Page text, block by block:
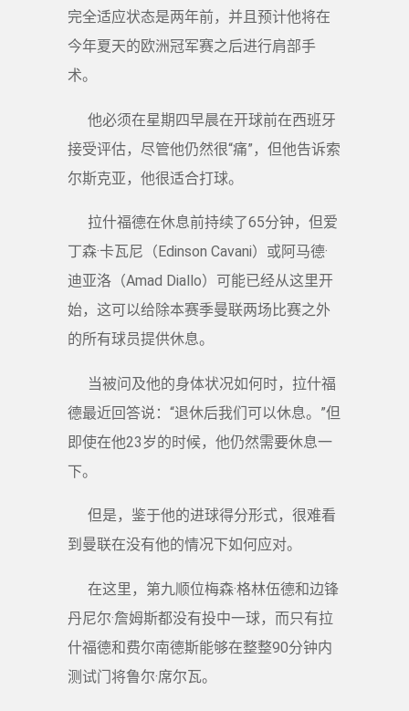
完全适应状态是两年前，并且预计他将在
今年夏天的欧洲冠军赛之后进行肩部手
术。
他必须在星期四早晨在开球前在西班牙
接受评估，尽管他仍然很“痛”，但他告诉索
尔斯克亚，他很适合打球。
拉什福德在休息前持续了65分钟，但爱
丁森·卡瓦尼（Edinson Cavani）或阿马德·
迪亚洛（Amad Diallo）可能已经从这里开
始，这可以给除本赛季曼联两场比赛之外
的所有球员提供休息。
当被问及他的身体状况如何时，拉什福
德最近回答说：“退休后我们可以休息。”但
即使在他23岁的时候，他仍然需要休息一
下。
但是，鉴于他的进球得分形式，很难看
到曼联在没有他的情况下如何应对。
在这里，第九顺位梅森·格林伍德和边锋
丹尼尔·詹姆斯都没有投中一球，而只有拉
什福德和费尔南德斯能够在整整90分钟内
测试门将鲁尔·席尔瓦。